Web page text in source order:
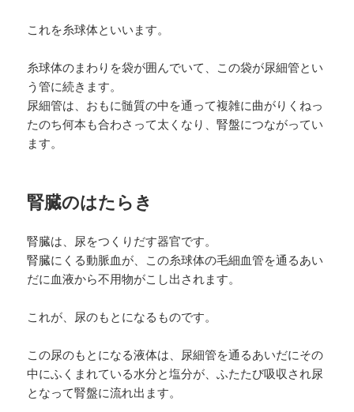
これを糸球体といいます。
糸球体のまわりを袋が囲んでいて、この袋が尿細管とい
う管に続きます。
尿細管は、おもに髄質の中を通って複雑に曲がりくねっ
たのち何本も合わさって太くなり、腎盤につながってい
ます。
腎臓のはたらき
腎臓は、尿をつくりだす器官です。
腎臓にくる動脈血が、この糸球体の毛細血管を通るあい
だに血液から不用物がこし出されます。
これが、尿のもとになるものです。
この尿のもとになる液体は、尿細管を通るあいだにその
中にふくまれている水分と塩分が、ふたたび吸収され尿
となって腎盤に流れ出ます。